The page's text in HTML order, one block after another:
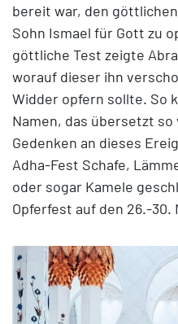
bereit war, den
Sohn Ismael für Gott zu
göttliche Test zeigte
worauf dieser ihn
Widder opfern sollte. So
Namen, das übersetzt
Gedenken an dieses
Adha-Fest Schafe,
oder sogar Kamele
Opferfest auf den 26.-30.